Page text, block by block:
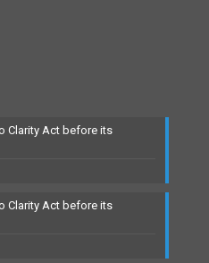
Clarity Act before its
Clarity Act before its